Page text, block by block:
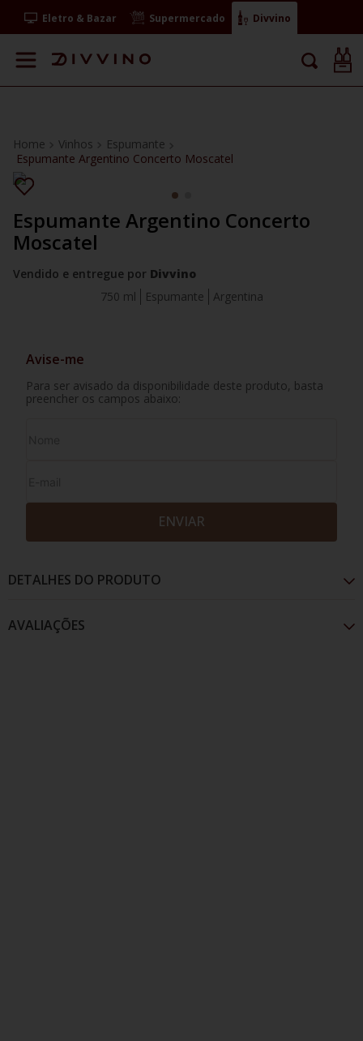
Eletro & Bazar Supermercado Divvino
Vinhos
Espumante
Espumante Argentino Concerto Moscatel
Espumante Argentino Concerto
Moscatel
Vendido e entregue por Divvino
Espumante
Argentina
750 ml
Avise-me
Para ser avisado da disponibilidade deste produto, basta
preencher os campos abaixo:
ENVIAR
DETALHES DO PRODUTO
AVALIAÇÕES